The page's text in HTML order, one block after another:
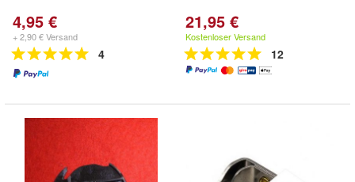
4,95 €
+ 2,90 € Versand
4
21,95 €
Kostenloser Versand
12